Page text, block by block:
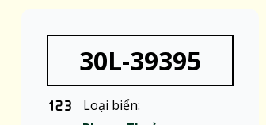
30L-39395
Loại biển: